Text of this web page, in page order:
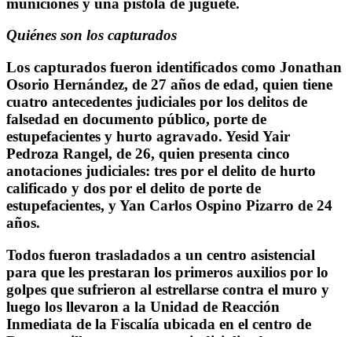
Quiénes son los capturados
Los capturados fueron identificados como Jonathan
Osorio Hernández, de 27 años de edad, quien tiene
cuatro antecedentes judiciales por los delitos de
falsedad en documento público, porte de
estupefacientes y hurto agravado. Yesid Yair
Pedroza Rangel, de 26, quien presenta cinco
anotaciones judiciales: tres por el delito de hurto
calificado y dos por el delito de porte de
estupefacientes, y Yan Carlos Ospino Pizarro de 24
años.
Todos fueron trasladados a un centro asistencial
para que les prestaran los primeros auxilios por lo
golpes que sufrieron al estrellarse contra el muro y
luego los llevaron a la Unidad de Reacción
Inmediata de la Fiscalía ubicada en el centro de